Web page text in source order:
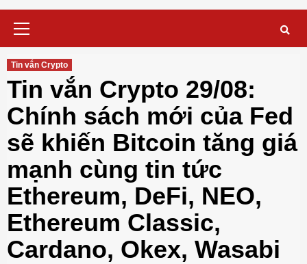
Tin vắn Crypto
Tin vắn Crypto 29/08:
Chính sách mới của Fed
sẽ khiến Bitcoin tăng giá
mạnh cùng tin tức
Ethereum, DeFi, NEO,
Ethereum Classic,
Cardano, Okex, Wasabi